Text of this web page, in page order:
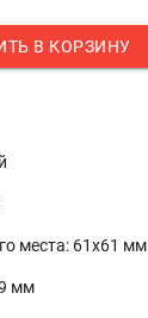
В КОРЗИНУ
места: 61х61 мм
мм